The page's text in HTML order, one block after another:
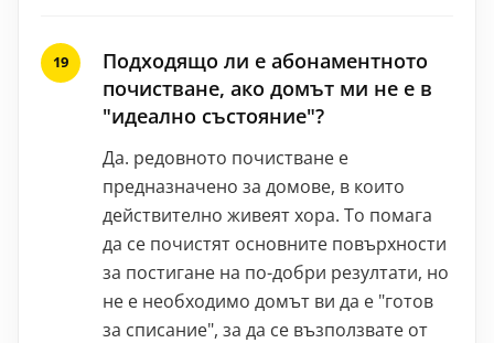
Подходящо ли е абонаментното
почистване, ако домът ми не е в
"идеално състояние"?
Да. редовното почистване е
предназначено за домове, в които
действително живеят хора. То помага
да се почистят основните повърхности
за постигане на по-добри резултати, но
не е необходимо домът ви да е "готов
за списание", за да се възползвате от